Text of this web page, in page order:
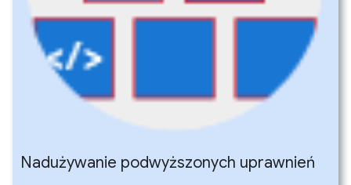
Nadużywanie podwyższonych uprawnień